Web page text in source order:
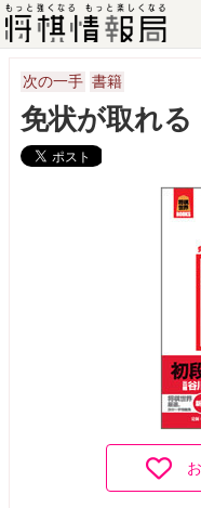
次の一手 書籍
免状が取れる
お